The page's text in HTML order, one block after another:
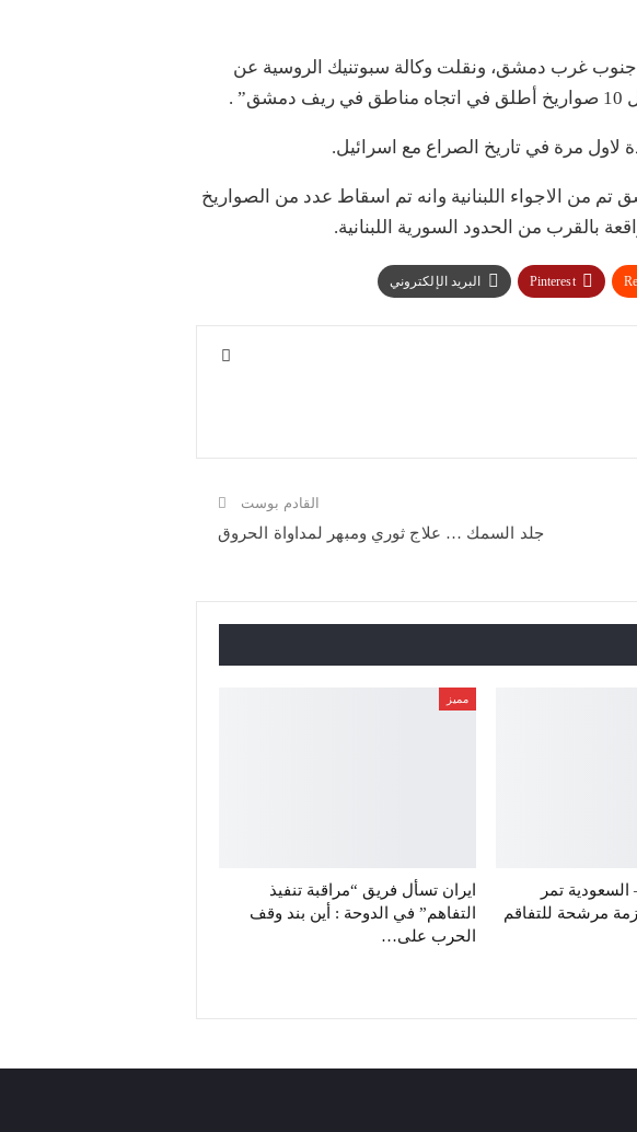
جنوب غرب دمشق، ونقلت وكالة سبوتنيك الروسية عن
مرة في تاريخ الصراع مع اسرائيل.
من الاجواء اللبنانية وانه تم اسقاط عدد من الصواريخ
بالقرب من الحدود السورية اللبنانية.
Pinterest البريد الإلكتروني
القادم بوست
جلد السمك … علاج ثوري ومبهر لمداواة الحروق
السعودية تمر
مرشحة للتفاقم
مميز
ايران تسأل فريق “مراقبة تنفيذ
التفاهم” في الدوحة : أين بند وقف
الحرب على…